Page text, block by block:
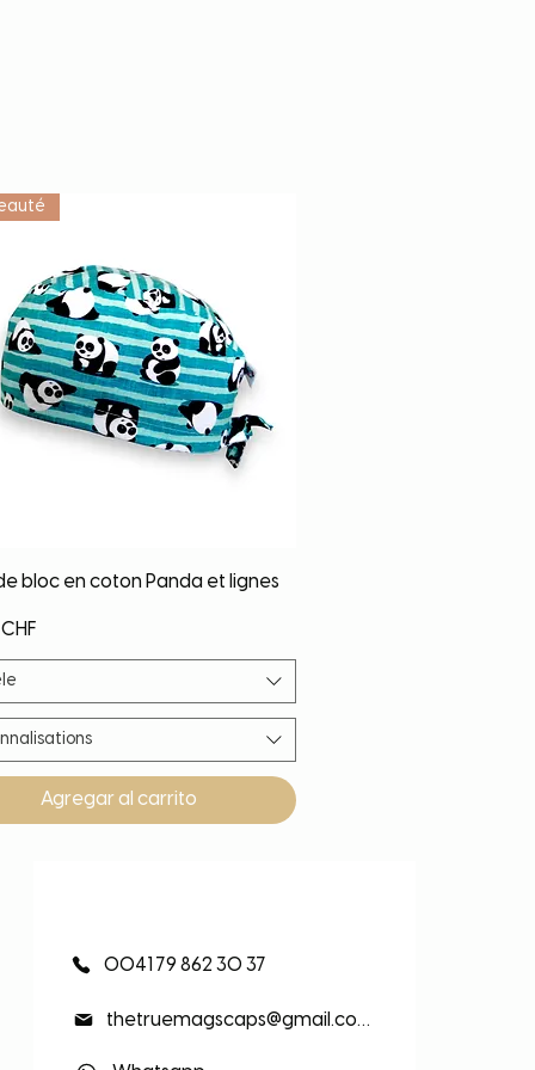
Vista rápida
bloc en coton Panda et lignes
Agregar al carrito
0041 79 862 30 37
thetruemagscaps@gmail.com